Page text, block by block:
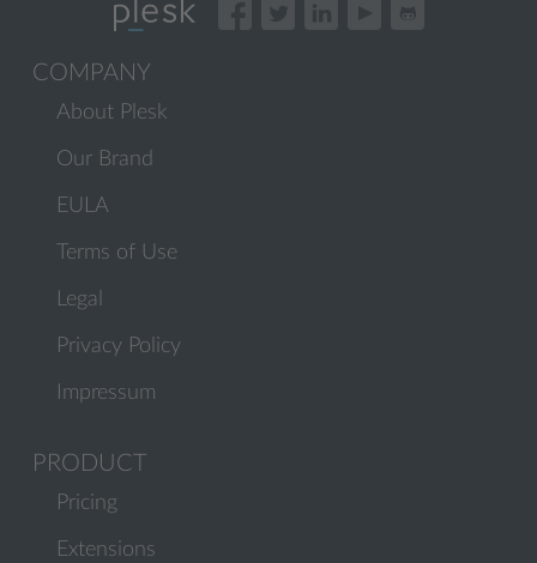
COMPANY
About Plesk
Our Brand
EULA
Terms of Use
Legal
Privacy Policy
Impressum
PRODUCT
Pricing
Extensions